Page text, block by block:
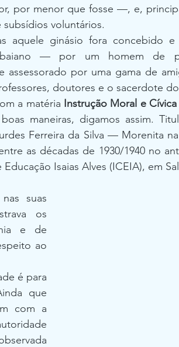
por menor que fosse —, e,
voluntários.
aquele ginásio fora concebido
— por um homem de
assessorado por uma gama de
doutores e o sacerdote
a matéria Instrução Moral e Cívica
maneiras, digamos assim.
Ferreira da Silva — Morenita
as décadas de 1930/1940 no
Isaias Alves (ICEIA), em
suas
os
e de
ao
é para
que
com a